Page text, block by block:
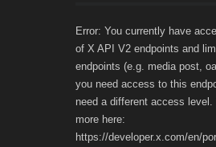
Error: You currently have
of X API V2 endpoints and
endpoints (e.g. media post,
you need access to this
need a different access level.
more here:
https://developer.x.com/en/